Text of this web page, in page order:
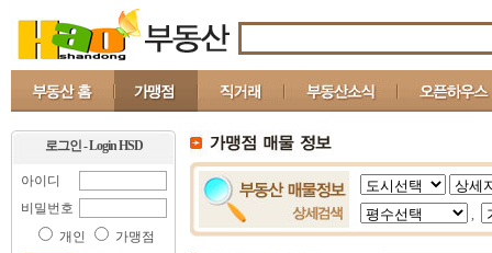
로그인 - Login HSD
아이디
비밀번호
개인
가맹점
,